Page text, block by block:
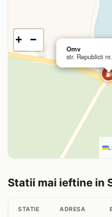
⛽
Omv
str. Republicii
+ −
Statii mai ieftine in
STATIE ADRESA